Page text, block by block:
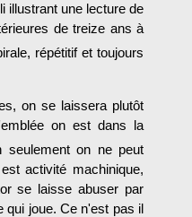
illustrant une lecture de
de treize ans à
répétitif et toujours
on se laissera plutôt
on est dans la
seulement on ne peut
activité machinique,
se laisse abuser par
qui joue. Ce n'est pas il